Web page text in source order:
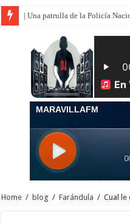
| Una patrulla de la Policía
Home / blog / Farándula / Cual le